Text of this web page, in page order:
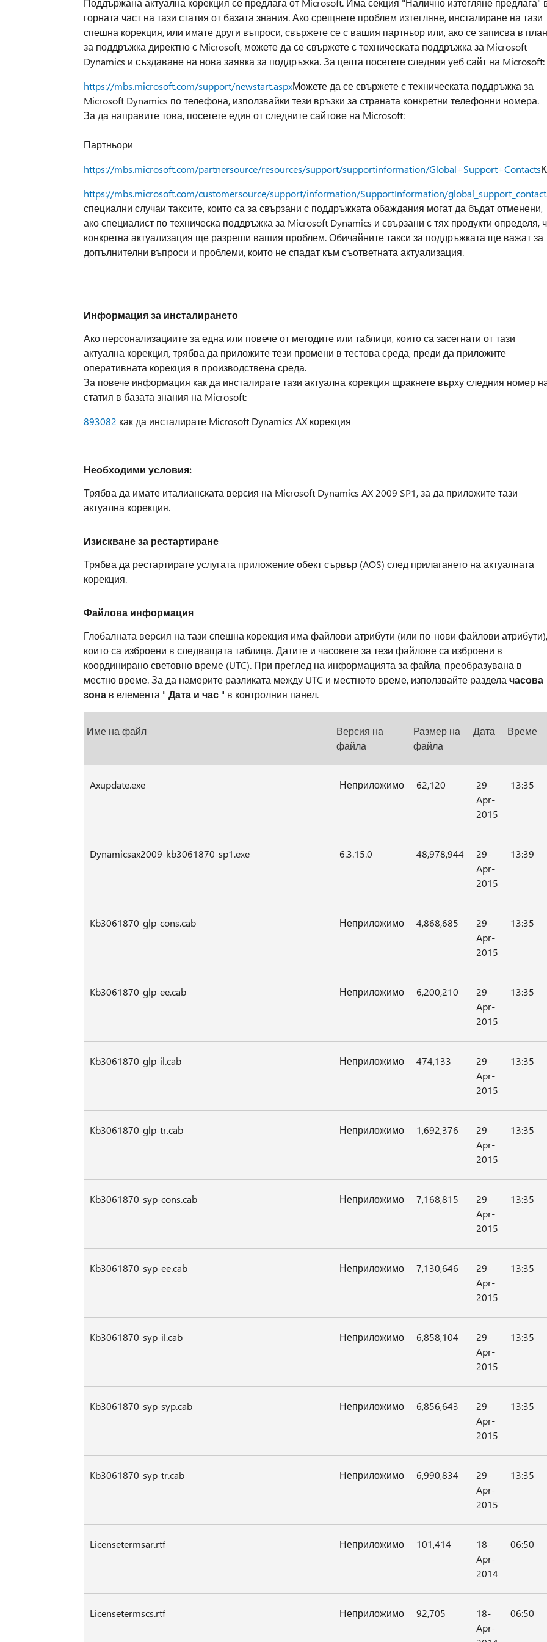
Поддържана актуална корекция се предлага от Microsoft. Има секция "Налично изтегляне предлага"
горната част на тази статия от базата знания. Ако срещнете проблем изтегляне, инсталиране на тази
спешна корекция, или имате други въпроси, свържете се с вашия партньор или, ако се записва в план
за поддръжка директно с Microsoft, можете да се свържете с техническата поддръжка за Microsoft
Dynamics и създаване на нова заявка за поддръжка. За целта посетете следния уеб сайт на Microsoft:
https://mbs.microsoft.com/support/newstart.aspxМожете да се свържете с техническата поддръжка за
Microsoft Dynamics по телефона, използвайки тези връзки за страната конкретни телефонни номера.
За да направите това, посетете един от следните сайтове на Microsoft:
Партньори
https://mbs.microsoft.com/partnersource/resources/support/supportinformation/Global+Support+Contacts
https://mbs.microsoft.com/customersource/support/information/SupportInformation/
специални случаи таксите, които са за свързани с поддръжката обаждания могат да бъдат отменени,
ако специалист по техническа поддръжка за Microsoft Dynamics и свързани с тях продукти определя,
конкретна актуализация ще разреши вашия проблем. Обичайните такси за поддръжката ще важат за
допълнителни въпроси и проблеми, които не спадат към съответната актуализация.
Информация за инсталирането
Ако персонализациите за една или повече от методите или таблици, които са засегнати от тази
актуална корекция, трябва да приложите тези промени в тестова среда, преди да приложите
оперативната корекция в производствена среда.
За повече информация как да инсталирате тази актуална корекция щракнете върху следния номер
статия в базата знания на Microsoft:
893082 как да инсталирате Microsoft Dynamics AX корекция
Необходими условия:
Трябва да имате италианската версия на Microsoft Dynamics AX 2009 SP1, за да приложите тази
актуална корекция.
Изискване за рестартиране
Трябва да рестартирате услугата приложение обект сървър (AOS) след прилагането на актуалната
корекция.
Файлова информация
Глобалната версия на тази спешна корекция има файлови атрибути (или по-нови файлови атрибути),
които са изброени в следващата таблица. Датите и часовете за тези файлове са изброени в
координирано световно време (UTC). При преглед на информацията за файла, преобразувана в
местно време. За да намерите разликата между UTC и местното време, използвайте разделачасова
зонав елемента " Дата и час" в контролния панел.
Име на файл
Версия на
файла
Размер на
файла
Дата Време
Axupdate.exe Неприложимо 62,120
29-
Apr-
2015
13:35
Dynamicsax2009-kb3061870-sp1.exe 6.3.15.0 48,978,944
29-
Apr-
2015
13:39
Kb3061870-glp-cons.cab Неприложимо 4,868,685
29-
Apr-
2015
13:35
Kb3061870-glp-ee.cab Неприложимо 6,200,210
29-
Apr-
2015
13:35
Kb3061870-glp-il.cab Неприложимо 474,133
29-
Apr-
2015
13:35
Kb3061870-glp-tr.cab Неприложимо 1,692,376
29-
Apr-
2015
13:35
Kb3061870-syp-cons.cab Неприложимо 7,168,815
29-
Apr-
2015
13:35
Kb3061870-syp-ee.cab Неприложимо 7,130,646
29-
Apr-
2015
13:35
Kb3061870-syp-il.cab Неприложимо 6,858,104
29-
Apr-
2015
13:35
Kb3061870-syp-syp.cab Неприложимо 6,856,643
29-
Apr-
2015
13:35
Kb3061870-syp-tr.cab Неприложимо 6,990,834
29-
Apr-
2015
13:35
Licensetermsar.rtf Неприложимо 101,414
18-
Apr-
2014
06:50
Licensetermscs.rtf Неприложимо 92,705
18-
Apr-
06:50